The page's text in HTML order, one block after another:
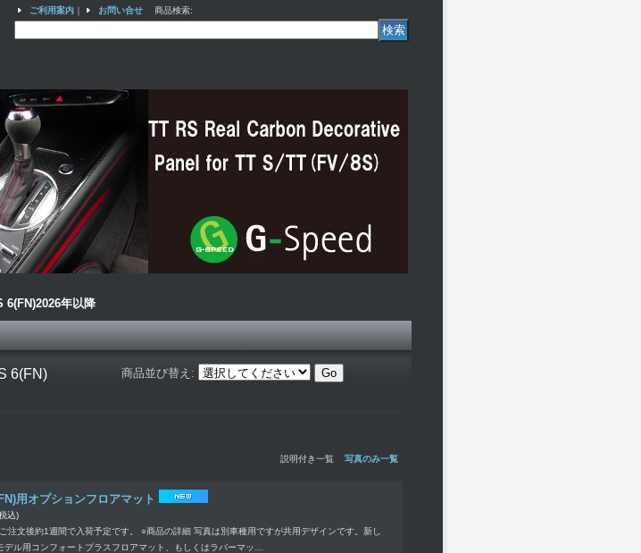
ご利用案内 ｜ お問い合せ 商品検索:
6(FN)2026年以降
6(FN)
商品並び替え :
説明付き一覧 写真のみ一覧
用オプションフロアマット
込)
注文後約1週間で入荷予定です。 ○商品の詳細 写真は別車種用ですが共用デザインです。新し
デル用コンフォートプラスフロアマット、もしくはラバーマッ…